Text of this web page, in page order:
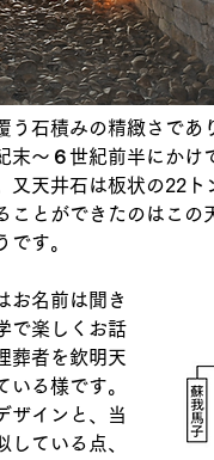
う石積みの精緻さで
末～６世紀前半にか
又天井石は板状の22
ことができたのはこ
です。
お名前は聞き
で楽しくお話
葬者を欽明天
いる様です。
ザインと、当
している点、